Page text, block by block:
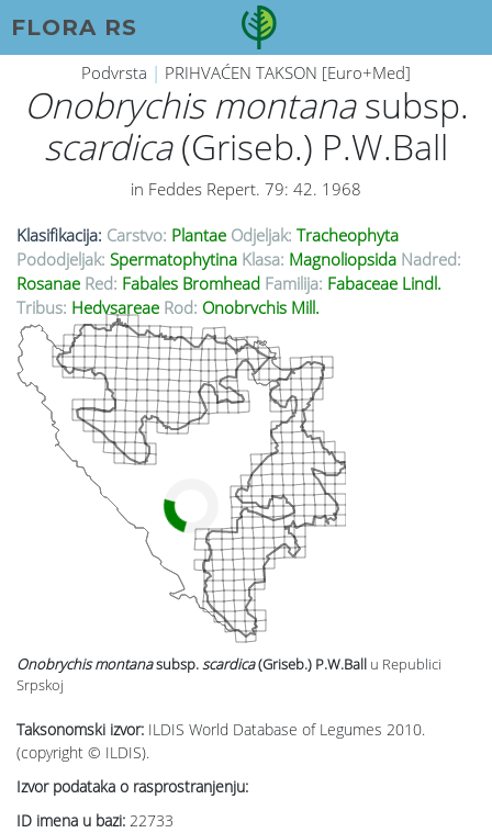
FLORA RS
Podvrsta | PRIHVAĆEN TAKSON [Euro+Med]
Onobrychis montanasubsp.
scardica(Griseb.) P.W.Ball
in Feddes Repert. 79: 42. 1968
Klasifikacija: Carstvo: Plantae Odjeljak: Tracheophyta
Pododjeljak: Spermatophytina Klasa: Magnoliopsida Nadred:
Rosanae Red: Fabales Bromhead Familija: Fabaceae Lindl.
Tribus: Hedysareae Rod: Onobrychis Mill.
Taksonomski izvor: ILDIS World Database of Legumes 2010.
(copyright © ILDIS).
Izvor podataka o rasprostranjenju:
ID imena u bazi: 22733
Onobrychis montanasubsp.scardica(Griseb.) P.W.Ball u Republici
Srpskoj